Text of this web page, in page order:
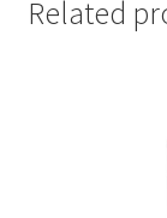
Related